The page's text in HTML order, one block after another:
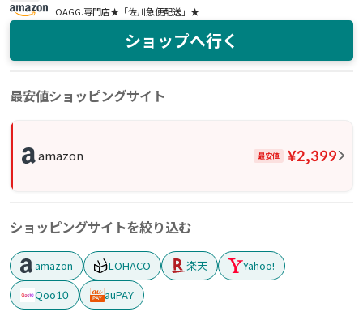
OAGG.専門店★「佐川急便配送」★
ショップへ行く
最安値ショッピングサイト
amazon 最安値 ¥2,399
ショッピングサイトを絞り込む
amazon LOHACO 楽天 Yahoo!
Qoo10 auPAY